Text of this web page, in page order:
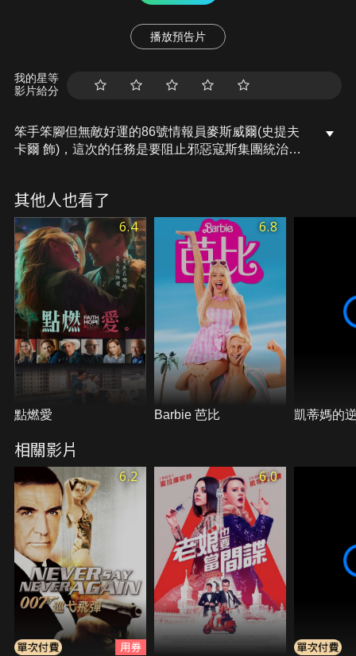
播放預告片
我的星等
影片給分
笨手笨腳但無敵好運的86號情報員麥斯威爾(史提夫
卡爾 飾)，這次的任務是要阻止邪惡寇斯集團統治世
施之下，只好派出熱心卻天兵脫線到不行的麥斯進行
這次秘密任務。麥斯的夢想就是能有一天出任艱鉅任
務，而這次，他的夢想似乎就要實現。他這次的搭檔
是唯一名單沒遭到外洩的美艷動人99號情報員(安海
瑟葳 飾)，完全不搭嘎的組合這次又會鬧出怎樣爆笑
的紕漏？
其他人也看了
6.4
點燃愛
6.8
Barbie 芭比 凱蒂媽的
相關影片
6.2 6.0